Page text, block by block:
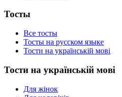
Тосты
Все тосты
Тосты на русском языке
Тости на українській мові
Тости на українській мові
Для жінок